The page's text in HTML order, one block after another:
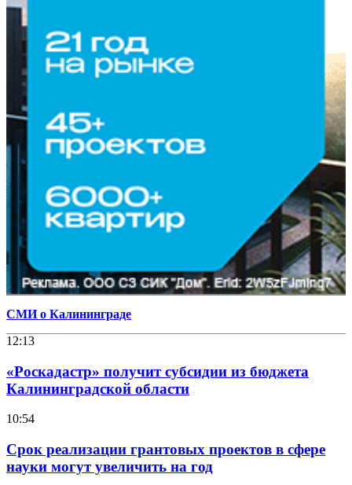
СМИ о Калининграде
12:13
«Роскадастр» получит субсидии из бюджета
Калининградской области
10:54
Срок реализации грантовых проектов в сфере
науки могут увеличить на год